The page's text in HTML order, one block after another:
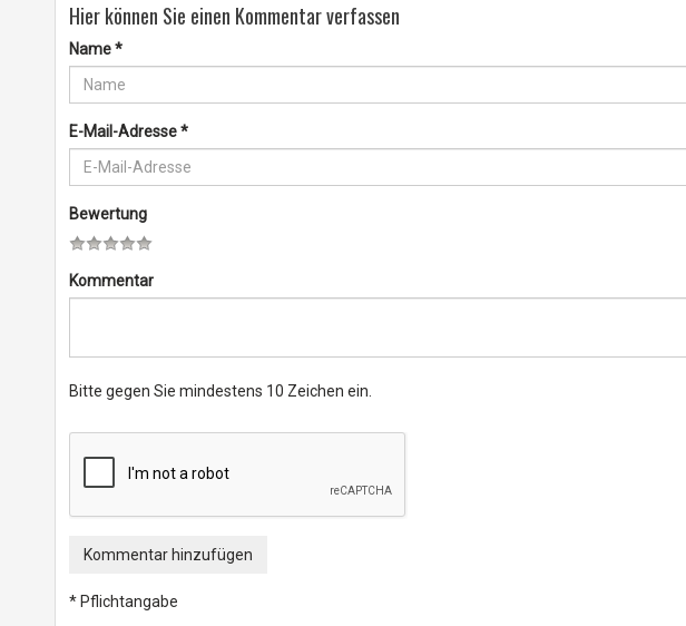
Hier können Sie einen Kommentar verfassen
Name*
E-Mail-Adresse*
Bewertung
Kommentar
Bitte gegen Sie mindestens 10 Zeichen ein.
Kommentar hinzufügen
* Pflichtangabe